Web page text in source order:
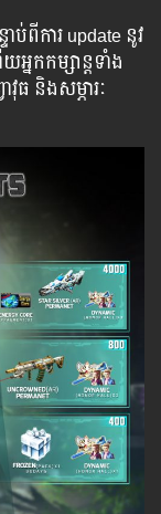
ាប់​​ពី​​ការ ​update ​នូវ
អ្នក​​កម្សាន្ដ​​ទាំង​​
ធ​ និង​​សម្ភារៈ​